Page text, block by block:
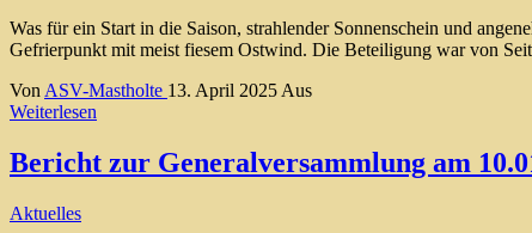
Was für ein Start in die Saison, strahlender Sonnenschein und
Gefrierpunkt mit meist fiesem Ostwind. Die Beteiligung war von
Von ASV-Mastholte 13. April 2025 Aus
Weiterlesen
Bericht zur Generalversammlung am
Aktuelles